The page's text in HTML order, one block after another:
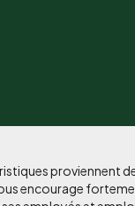
proviennent
encourage